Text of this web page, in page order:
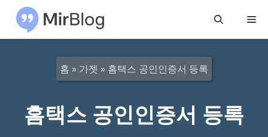
메
홈 » 가젯 » 홈택스 공인인증서 등록
홈택스 공인인증서 등록